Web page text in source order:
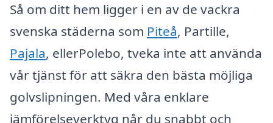
Så om ditt hem ligger i en av de vackra
svenska städerna som Piteå, Partille,
Pajala, ellerPolebo, tveka inte att använda
vår tjänst för att säkra den bästa möjliga
golvslipningen. Med våra enklare
jämförelseverktyg når du snabbt och